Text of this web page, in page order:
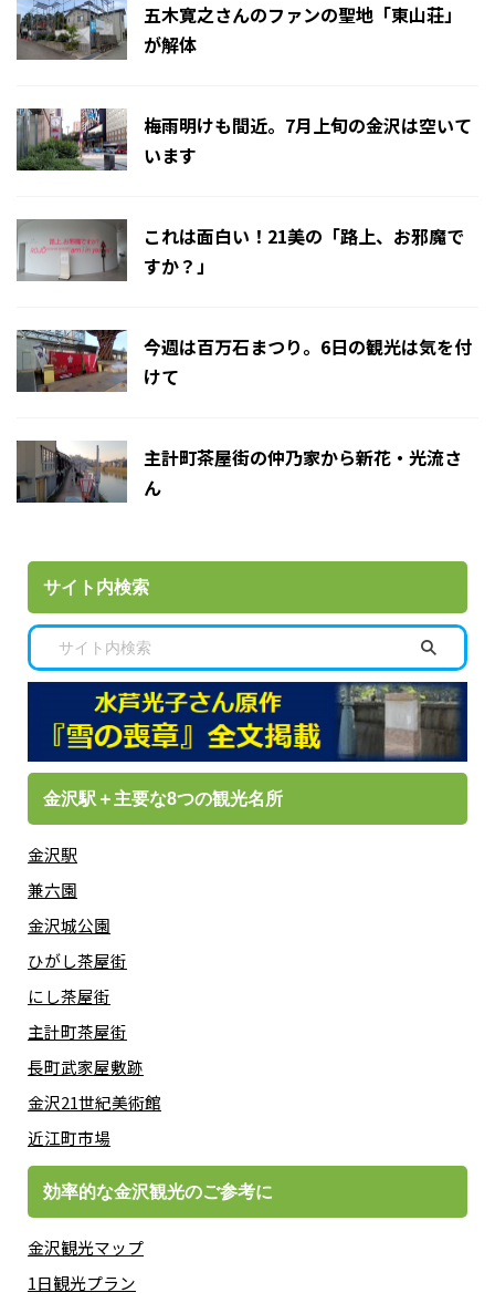
五木寛之さんのファンの聖地「東山荘」
が解体
梅雨明けも間近。7月上旬の金沢は空いて
います
これは面白い！21美の「路上、お邪魔で
すか？」
今週は百万石まつり。6日の観光は気を付
けて
主計町茶屋街の仲乃家から新花・光流さ
ん
サイト内検索
金沢駅＋主要な8つの観光名所
金沢駅
兼六園
金沢城公園
ひがし茶屋街
にし茶屋街
主計町茶屋街
長町武家屋敷跡
金沢21世紀美術館
近江町市場
効率的な金沢観光のご参考に
金沢観光マップ
1日観光プラン